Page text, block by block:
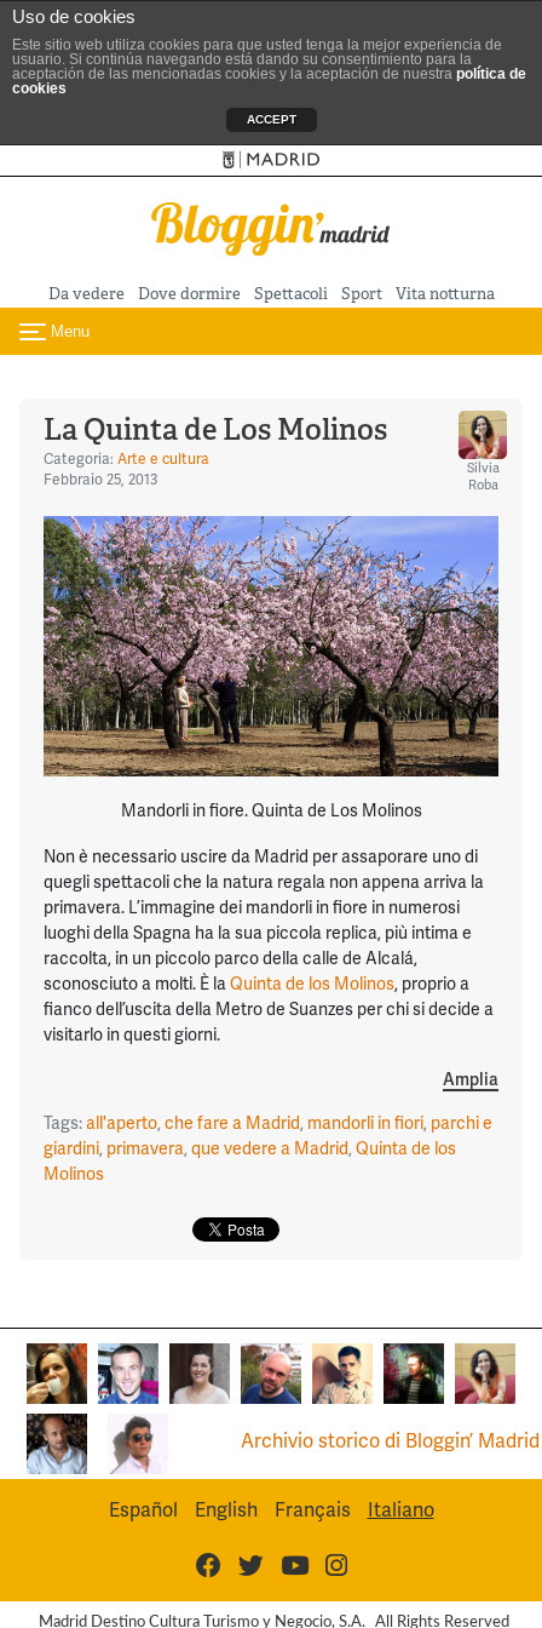
Uso de cookies
Este sitio web utiliza cookies para que usted tenga la mejor experiencia de
usuario. Si continúa navegando está dando su consentimiento para la
aceptación de las mencionadas cookies y la aceptación de nuestra política de
cookies
ACCEPT
Vai al contenuto principale
Da vedere Dove dormire Spettacoli Sport Vita notturna
Toggle navigation
Menu
La Quinta de Los Molinos
Categoria: Arte e cultura
Febbraio 25, 2013
Silvia
Roba
Mandorli in fiore. Quinta de Los Molinos
Non è necessario uscire da Madrid per assaporare uno di
quegli spettacoli che la natura regala non appena arriva la
primavera. L’immagine dei mandorli in fiore in numerosi
luoghi della Spagna ha la sua piccola replica, più intima e
raccolta, in un piccolo parco della calle de Alcalá,
sconosciuto a molti. È laQuinta de los Molinos, proprio a
fianco dell’uscita della Metro de Suanzes per chi si decide a
visitarlo in questi giorni.
Amplia
Tags:all'aperto, che fare a Madrid, mandorli in fiori, parchi e
giardini, primavera, que vedere a Madrid, Quinta de los
Molinos
Archivio storico di Bloggin’ Madrid
Español English Français Italiano
Madrid Destino Cultura Turismo y Negocio, S.A. All Rights Reserved